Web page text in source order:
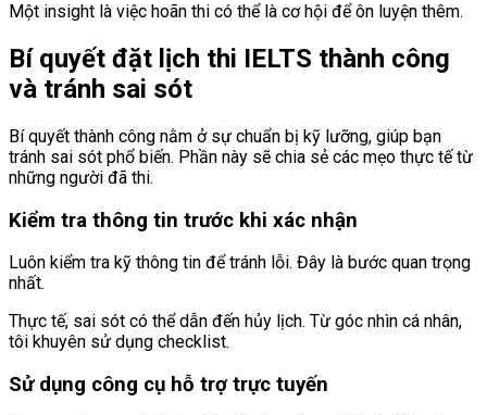
Một insight là việc hoãn thi có thể là cơ hội để ôn luyện thêm.
Bí quyết đặt lịch thi IELTS thành công
và tránh sai sót
Bí quyết thành công nằm ở sự chuẩn bị kỹ lưỡng, giúp bạn
tránh sai sót phổ biến. Phần này sẽ chia sẻ các mẹo thực tế từ
những người đã thi.
Kiểm tra thông tin trước khi xác nhận
Luôn kiểm tra kỹ thông tin để tránh lỗi. Đây là bước quan trọng
nhất.
Thực tế, sai sót có thể dẫn đến hủy lịch. Từ góc nhìn cá nhân,
tôi khuyên sử dụng checklist.
Sử dụng công cụ hỗ trợ trực tuyến